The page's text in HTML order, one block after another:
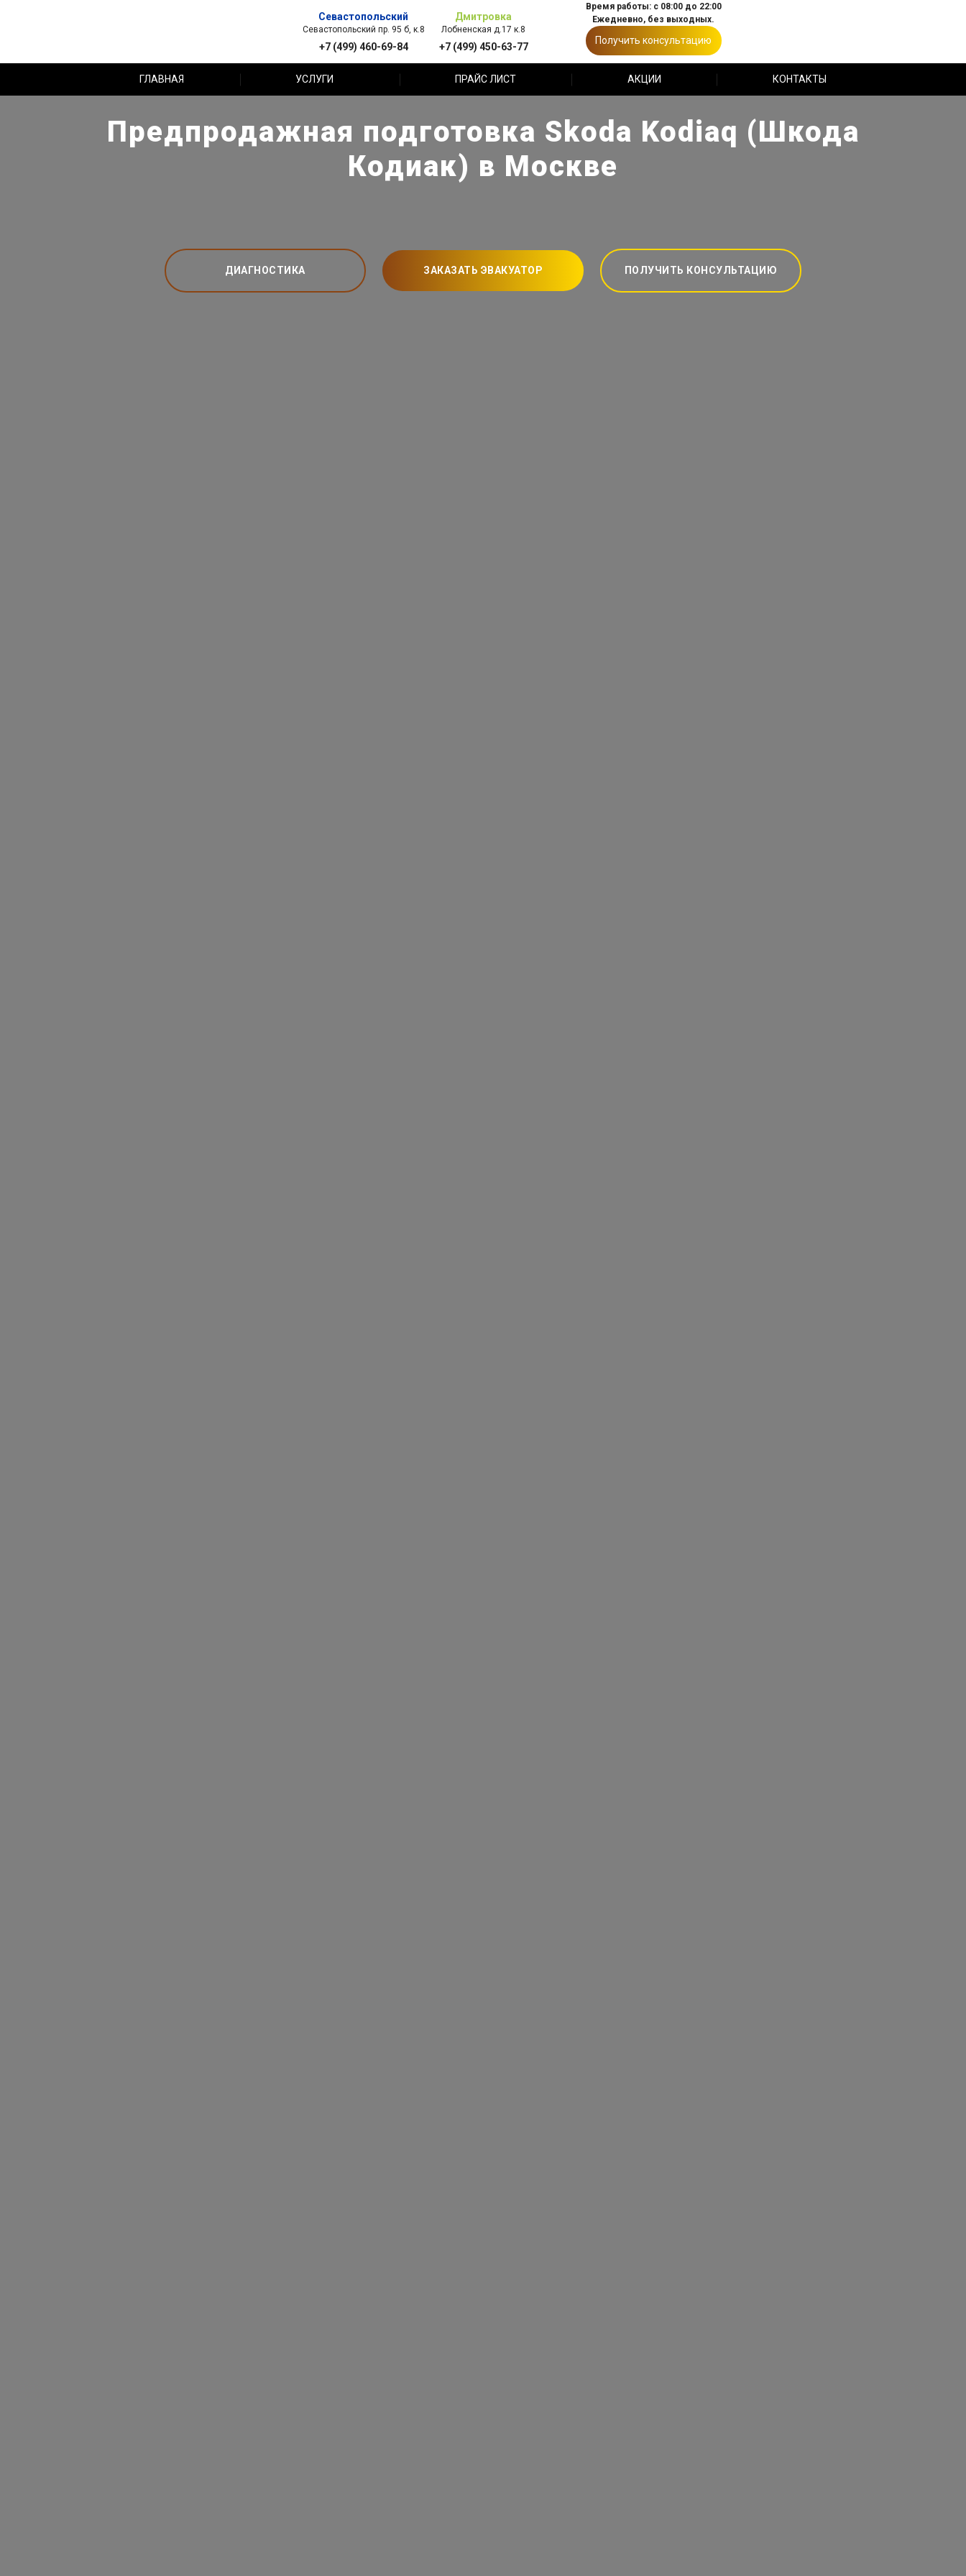
Севастопольский
Севастопольский пр. 95 б, к.8
+7 (499) 460-69-84
Дмитровка
Лобненская д.17 к.8
+7 (499) 450-63-77
Время работы: с 08:00 до 22:00
Ежедневно, без выходных.
Получить консультацию
ГЛАВНАЯ УСЛУГИ ПРАЙС ЛИСТ АКЦИИ КОНТАКТЫ
Предпродажная подготовка Skoda Kodiaq (Шкода
Кодиак) в Москве
ДИАГНОСТИКА ЗАКАЗАТЬ ЭВАКУАТОР ПОЛУЧИТЬ КОНСУЛЬТАЦИЮ